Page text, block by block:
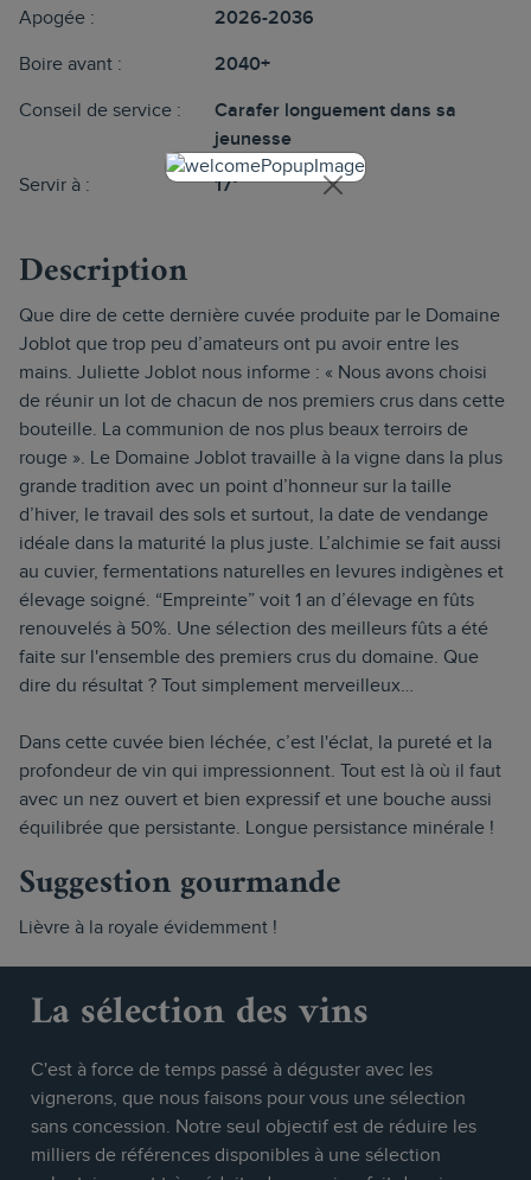
Apogée : 2026-2036
Boire avant : 2040+
Conseil de service :
Carafer longuement dans sa
jeunesse
Servir à : 17°
Description
Que dire de cette dernière cuvée produite par le Domaine
Joblot que trop peu d’amateurs ont pu avoir entre les
mains. Juliette Joblot nous informe : « Nous avons choisi
de réunir un lot de chacun de nos premiers crus dans cette
bouteille. La communion de nos plus beaux terroirs de
rouge ». Le Domaine Joblot travaille à la vigne dans la plus
grande tradition avec un point d’honneur sur la taille
d’hiver, le travail des sols et surtout, la date de vendange
idéale dans la maturité la plus juste. L’alchimie se fait aussi
au cuvier, fermentations naturelles en levures indigènes et
élevage soigné. “Empreinte” voit 1 an d’élevage en fûts
renouvelés à 50%. Une sélection des meilleurs fûts a été
faite sur l'ensemble des premiers crus du domaine. Que
dire du résultat ? Tout simplement merveilleux…
Dans cette cuvée bien léchée, c’est l'éclat, la pureté et la
profondeur de vin qui impressionnent. Tout est là où il faut
avec un nez ouvert et bien expressif et une bouche aussi
équilibrée que persistante. Longue persistance minérale !
Suggestion gourmande
Lièvre à la royale évidemment !
La sélection des vins
C'est à force de temps passé à déguster avec les
vignerons, que nous faisons pour vous une sélection
sans concession. Notre seul objectif est de réduire les
milliers de références disponibles à une sélection